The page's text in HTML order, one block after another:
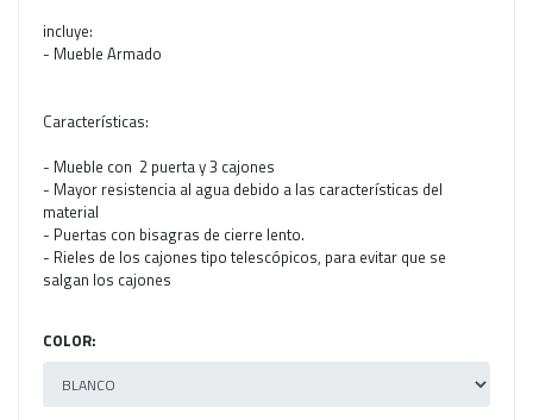
incluye:
- Mueble Armado
Características:
- Mueble con 2 puerta y 3 cajones
- Mayor resistencia al agua debido a las características del
material
- Puertas con bisagras de cierre lento.
- Rieles de los cajones tipo telescópicos, para evitar que se
salgan los cajones
COLOR: